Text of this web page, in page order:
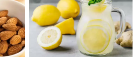
உழைக்க வேண்டி இருக்கும்..!